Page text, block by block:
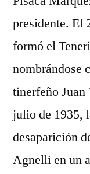
presidente. El
formó el
nombrándose
tinerfeño Juan
julio de 1935,
desaparición
Agnelli en un